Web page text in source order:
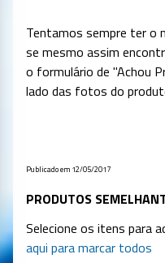
Tentamos sempre ter o
se mesmo assim
o formulário de "Achou
lado das fotos do
Publicado em 12/05/2017
PRODUTOS
Selecione os itens para
aqui para marcar todos